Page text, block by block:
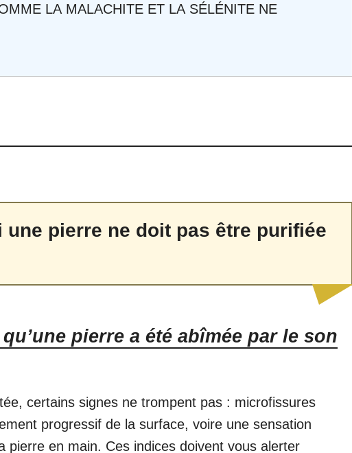
LA MALACHITE ET LA SÉLÉNITE NE
pierre ne doit pas être purifiée
pierre a été abîmée par le son
certains signes ne trompent pas : microfissures
progressif de la surface, voire une sensation
pierre en main. Ces indices doivent vous alerter